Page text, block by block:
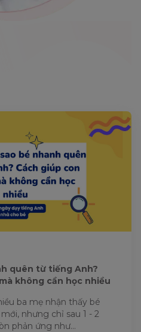
quên từ tiếng Anh?
không cần học nhiều
ba mẹ nhận thấy bé
nhưng chỉ sau 1 - 2
phản ứng như...